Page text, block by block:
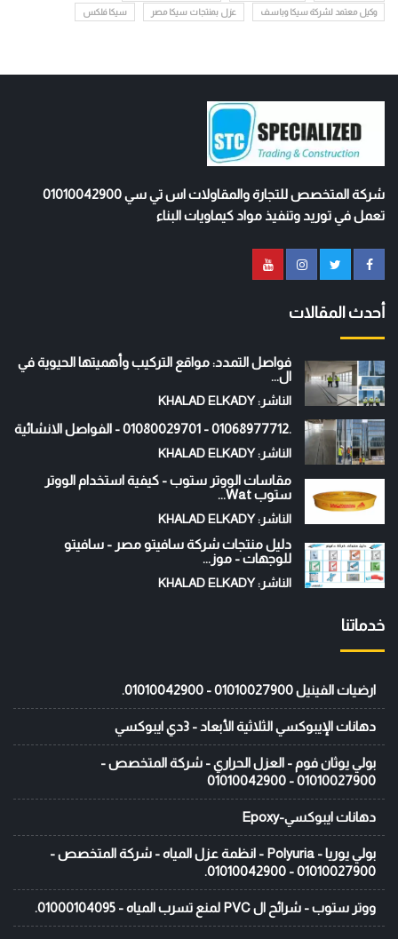
وكيل معتمد لشركة سيكا وباسف
عزل بمنتجات سيكا مصر سيكا فلكس
شركة المتخصص للتجارة والمقاولات اس تي سي 01010042900
تعمل في توريد وتنفيذ مواد كيماويات البناء
أحدث المقالات
فواصل التمدد: مواقع التركيب وأهميتها الحيوية في
ال...
الناشر: KHALAD ELKADY
.01068977712 - 01080029701 - الفواصل الانشائية
الناشر: KHALAD ELKADY
مقاسات الووتر ستوب - كيفية استخدام الووتر
ستوب Wat...
الناشر: KHALAD ELKADY
دليل منتجات شركة سافيتو مصر - سافيتو
للوجهات - موز...
الناشر: KHALAD ELKADY
خدماتنا
ارضيات الفينيل 01010027900 - 01010042900.
دهانات الإيبوكسي الثلاثية الأبعاد - 3دي ايبوكسي
بولي يوثان فوم - العزل الحراري - شركة المتخصص -
01010027900 - 01010042900
دهانات ايبوكسي-Epoxy
بولي يوريا - Polyuria - انظمة عزل المياه - شركة المتخصص -
01010027900 - 01010042900.
ووتر ستوب - شرائح ال PVC لمنع تسرب المياه - 01000104095.